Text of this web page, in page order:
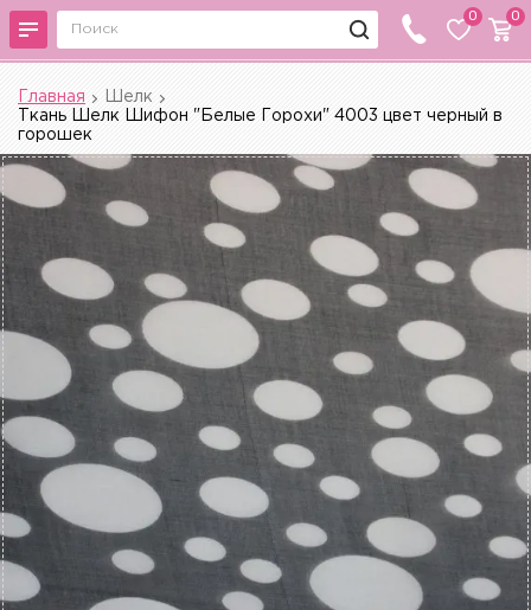
0 0
Главная
Шелк
Ткань Шелк Шифон "Белые Горохи" 4003 цвет черный в
горошек